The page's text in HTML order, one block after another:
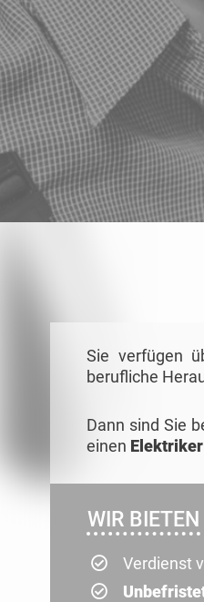
Sie verfügen
berufliche
Dann sind Sie
einen
WIR BIETEN
Verdienst